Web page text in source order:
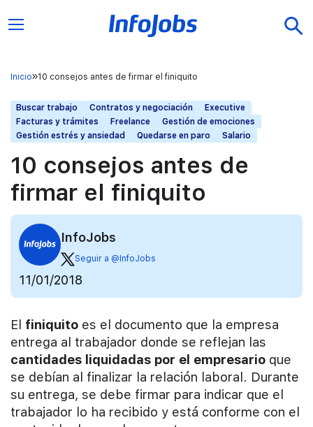
Inicio 10 consejos antes de firmar el finiquito
Buscar trabajo Contratos y negociación
Executive
Facturas y trámites
Freelance
Gestión de emociones
Gestión estrés y ansiedad
Quedarse en paro Salario
10 consejos antes de
firmar el finiquito
InfoJobs
Seguir a @InfoJobs
11/01/2018
El finiquito es el documento que la empresa
entrega al trabajador donde se reflejan las
cantidades liquidadas por el empresario que
se debían al finalizar la relación laboral. Durante
su entrega, se debe firmar para indicar que el
trabajador lo ha recibido y está conforme con el